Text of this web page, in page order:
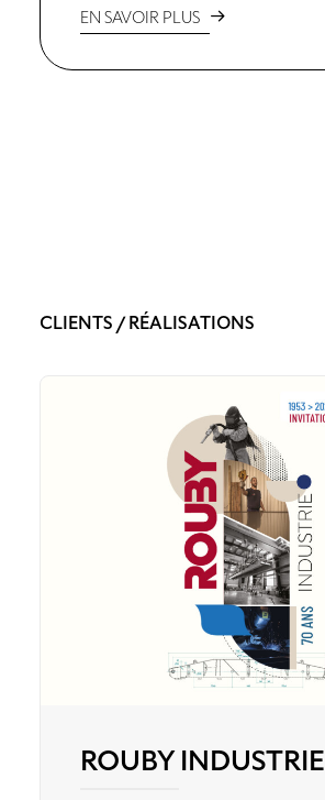
EN SAVOIR PLUS
CLIENTS / RÉALISATIONS
ROUBY INDUSTRIE